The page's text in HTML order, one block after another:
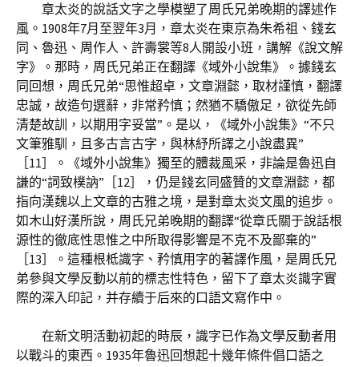
章太炎的說話文字之學模塑了周氏兄弟晚期的譯述作
風。1908年7月至翌年3月，章太炎在東京為朱希祖、錢玄
同、魯迅、周作人、許壽裳等8人開設小班，講解《說文解
字》。那時，周氏兄弟正在翻譯《域外小說集》。據錢玄
同回想，周氏兄弟“思惟超卓，文章淵懿，取材謹慎，翻譯
忠誠，故造句選辭，非常矜慎；然猶不驕傲足，欲從先師
清楚故訓，以期用字妥當”。是以，《域外小說集》“不只
文筆雅馴，且多古言古字，與林紓所譯之小說盡異”
［11］。《域外小說集》獨至的體裁風采，非論是魯迅自
謙的“詞致樸訥”［12］，仍是錢玄同盛贊的文章淵懿，都
指向漢魏以上文章的古雅之境，是對章太炎文風的追步。
如木山好漢所說，周氏兄弟晚期的翻譯“從章氏關于說話根
源性的徹底性思惟之中所取得影響是不克不及鄙棄的”
［13］。這種根柢識字、矜慎用字的著譯作風，是周氏兄
弟參與文學反動以前的標志性特色，留下了章太炎識字實
際的深入印記，并存續于后來的口語文寫作中。
在新文明活動初起的時辰，識字已作為文學反動者用
以戰斗的東西。1935年魯迅回想起十幾年條件倡口語之